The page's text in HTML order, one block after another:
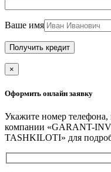
Ваше имя
×
Оформить онлайн заявку
Укажите номер телефона,
компании «GARANT-
TASHKILOTI» для